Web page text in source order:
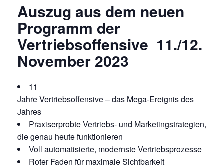
Auszug aus dem neuen
Programm der
Vertriebsoffensive 11./12.
November 2023
11
Jahre Vertriebsoffensive – das Mega-Ereignis des
Jahres
Praxiserprobte Vertriebs- und Marketingstrategien,
die genau heute funktionieren
Voll automatisierte, modernste Vertriebsprozesse
Roter Faden für maximale Sichtbarkeit